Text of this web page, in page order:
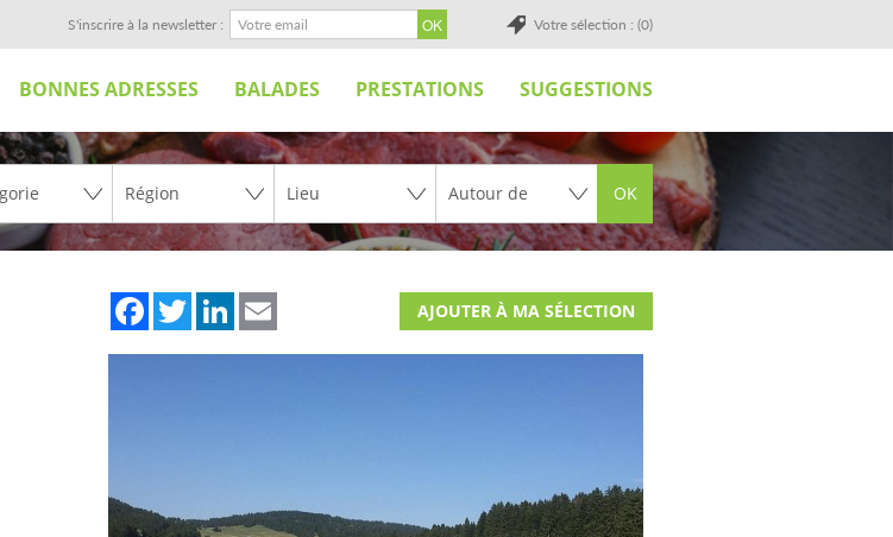
Votre sélection : (0)
S'inscrire à la newsletter :
BONNES ADRESSES BALADES PRESTATIONS SUGGESTIONS
OK
FacebookTwitterLinkedIn AJOUTER À MA SÉLECTION